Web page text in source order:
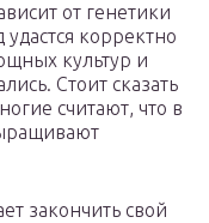
от генетики
удастся корректно
культур и
Стоит сказать
считают, что в
закончить свой